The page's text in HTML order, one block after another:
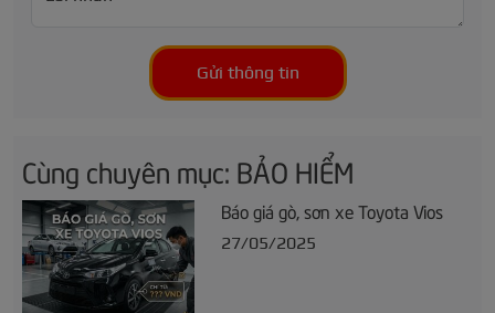
Gửi thông tin
Cùng chuyên mục: BẢO HIỂM
Báo giá gò, sơn xe Toyota Vios
27/05/2025